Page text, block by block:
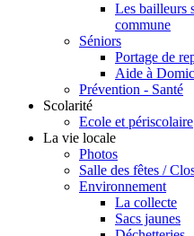
Les bailleurs
commune
Séniors
Portage de
Aide à
Prévention - Santé
Scolarité
Ecole et périscolaire
La vie locale
Photos
Salle des fêtes /
Environnement
La collecte
Sacs jaunes